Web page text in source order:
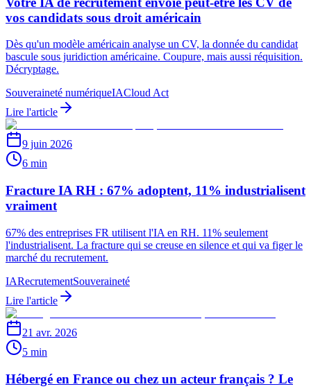
vos candidats sous droit américain
Dès qu'un modèle américain analyse un CV, la donnée du candidat
bascule sous juridiction américaine. Coupure, mais aussi réquisition.
Décryptage.
Souveraineté numériqueIACloud Act
Lire l'article
9 juin 2026
6 min
Fracture IA RH : 67% adoptent, 11% industrialisent
vraiment
67% des entreprises FR utilisent l'IA en RH. 11% seulement
l'industrialisent. La fracture qui se creuse en silence et qui va figer le
marché du recrutement.
IARecrutementSouveraineté
Lire l'article
21 avr. 2026
5 min
Hébergé en France ou chez un acteur français ? Le